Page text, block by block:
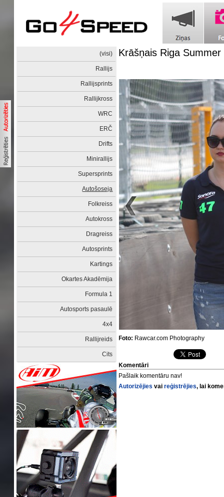
(visi)
Rallijs
Rallijsprints
Rallijkross
WRC
ERČ
Drifts
Minirallijs
Supersprints
Autošoseja
Folkreiss
Autokross
Dragreiss
Autosprints
Kartings
Okartes Akadēmija
Formula 1
Autosports pasaulē
4x4
Rallijreids
Cits
Krāšņais Riga
Foto: Rawcar.com Photography
Komentāri
Pašlaik komentāru nav!
Autorizējies vaireģistrējies, lai